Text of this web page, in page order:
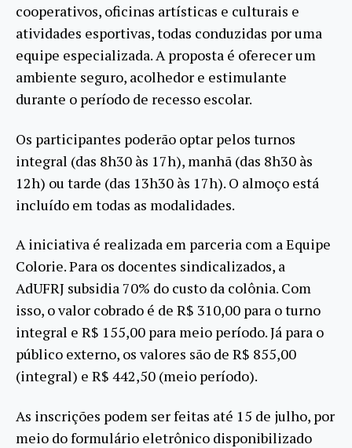
cooperativos, oficinas artísticas e culturais e
atividades esportivas, todas conduzidas por uma
equipe especializada. A proposta é oferecer um
ambiente seguro, acolhedor e estimulante
durante o período de recesso escolar.
Os participantes poderão optar pelos turnos
integral (das 8h30 às 17h), manhã (das 8h30 às
12h) ou tarde (das 13h30 às 17h). O almoço está
incluído em todas as modalidades.
A iniciativa é realizada em parceria com a Equipe
Colorie. Para os docentes sindicalizados, a
AdUFRJ subsidia 70% do custo da colônia. Com
isso, o valor cobrado é de R$ 310,00 para o turno
integral e R$ 155,00 para meio período. Já para o
público externo, os valores são de R$ 855,00
(integral) e R$ 442,50 (meio período).
As inscrições podem ser feitas até 15 de julho, por
meio do formulário eletrônico disponibilizado